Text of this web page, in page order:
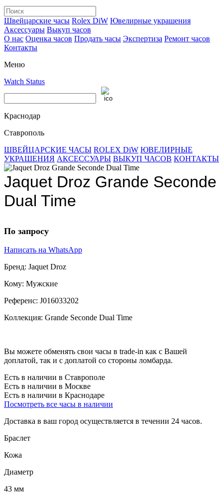
Швейцарские часы Rolex DiW Ювелирные украшения
Аксессуары Выкуп часов
О нас Оценка часов Продать часы Экспертиза Ремонт часов
Контакты
Меню
Watch Status
Краснодар
Ставрополь
ШВЕЙЦАРСКИЕ ЧАСЫ ROLEX DiW ЮВЕЛИРНЫЕ
УКРАШЕНИЯ АКСЕССУАРЫ ВЫКУП ЧАСОВ КОНТАКТЫ
Jaquet Droz Grande Seconde
Dual Time
По запросу
Написать на WhatsApp
Бренд: Jaquet Droz
Кому: Мужские
Референс: J016033202
Коллекция: Grande Seconde Dual Time
Вы можете обменять свои часы в trade-in как с Вашей
доплатой, так и с доплатой со стороны ломбарда.
Есть в наличии в Ставрополе
Есть в наличии в Москве
Есть в наличии в Краснодаре
Посмотреть все часы в наличии
Доставка в ваш город осуществляется в течении 24 часов.
Браслет
Кожа
Диаметр
43 мм